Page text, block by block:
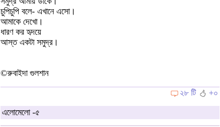
চুপিচুপি বলে- এখানে এসো।
আমাকে দেখো।
ধারণ কর হৃদয়ে
আস্ত একটা সমুদ্র।
©রুবাইদা গুলশান
২৮ টি
+০
এলোমেলো -৫